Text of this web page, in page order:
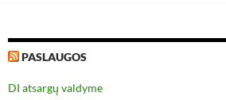
PASLAUGOS
DI atsargų valdyme